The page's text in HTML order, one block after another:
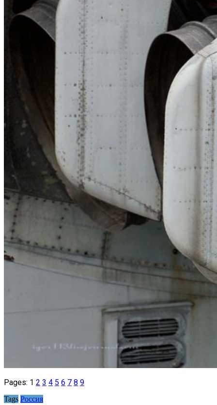
Pages: 1 2 3 4 5 6 7 8 9
Tags Россия